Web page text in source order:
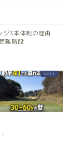
ジ3本体制の理由
離階段